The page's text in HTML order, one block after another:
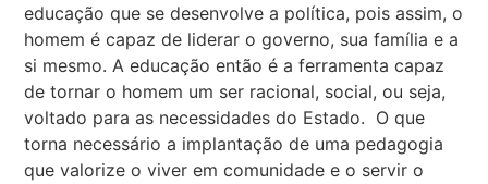
educação que se desenvolve a política, pois assim, o
homem é capaz de liderar o governo, sua família e a
si mesmo. A educação então é a ferramenta capaz
de tornar o homem um ser racional, social, ou seja,
voltado para as necessidades do Estado. O que
torna necessário a implantação de uma pedagogia
que valorize o viver em comunidade e o servir o